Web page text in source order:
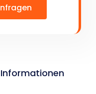
Informationen